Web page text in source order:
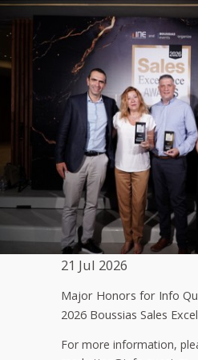
21 Jul 2026
Major Honors for Info
2026 Boussias Sales
For more information,